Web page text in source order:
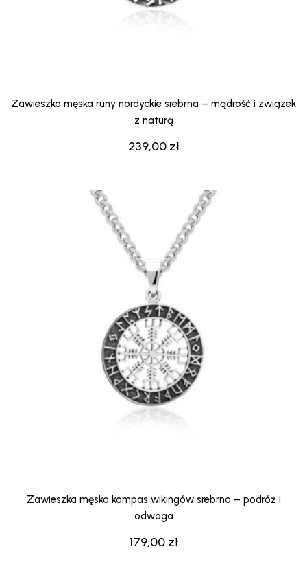
239,00 zł
Zawieszka męska runy nordyckie srebrna – mądrość i związek
z naturą
179,00 zł
Zawieszka męska kompas wikingów srebrna – podróż i
odwaga